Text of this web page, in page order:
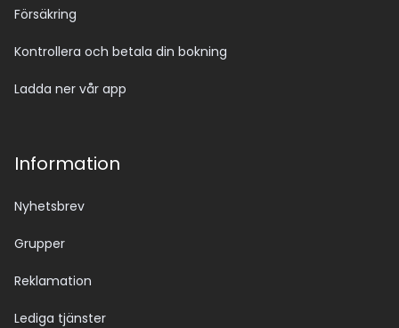
Försäkring
Kontrollera och betala din bokning
Ladda ner vår app
Information
Nyhetsbrev
Grupper
Reklamation
Lediga tjänster